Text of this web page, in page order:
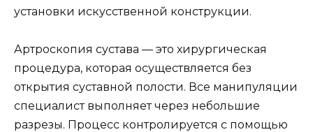
установки искусственной конструкции.
Артроскопия сустава — это хирургическая
процедура, которая осуществляется без
открытия суставной полости. Все манипуляции
специалист выполняет через небольшие
разрезы. Процесс контролируется с помощью